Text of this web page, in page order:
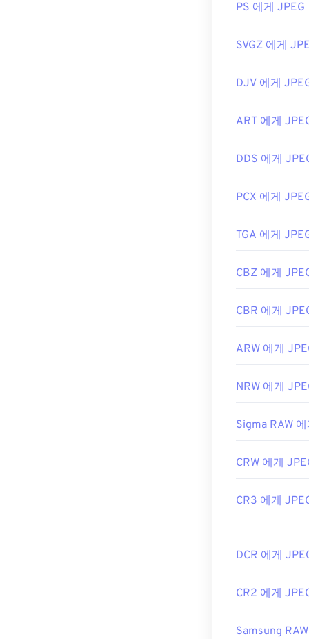
이션,Apple
유용한 링크:
https://
PS 에게 JPEG
SVGZ 에게
DJV 에게
ART 에게
DDS 에게
PCX 에게
TGA 에게
CBZ 에게
CBR 에게
ARW 에게
NRW 에게
Sigma RAW
CRW 에게
CR3 에게
DCR 에게
CR2 에게
Samsung